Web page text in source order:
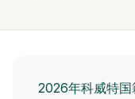
2026年科威特国